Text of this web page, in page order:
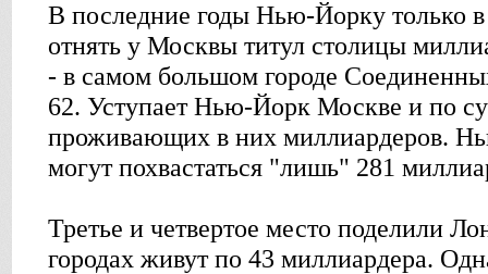
В последние годы Нью-Йорку только в
отнять у Москвы титул столицы
- в самом большом городе
62. Уступает Нью-Йорк Москве и по
проживающих в них миллиардеров.
могут похвастаться "лишь" 281
Третье и четвертое место поделили
городах живут по 43 миллиардера.